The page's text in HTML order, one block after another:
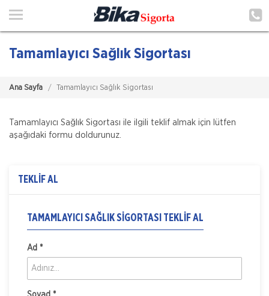
Ana Sayfa
Poliçe Hatırlat
İletişim
Müşteri Girişi
TEKLİF AL
Tamamlayıcı Sağlık Sigortası
Ana Sayfa Tamamlayıcı Sağlık Sigortası
Tamamlayıcı Sağlık Sigortası ile ilgili teklif almak için lütfen
aşağıdaki formu doldurunuz.
TEKLİF AL
TAMAMLAYICI SAĞLIK SIGORTASI TEKLIF AL
Ad *